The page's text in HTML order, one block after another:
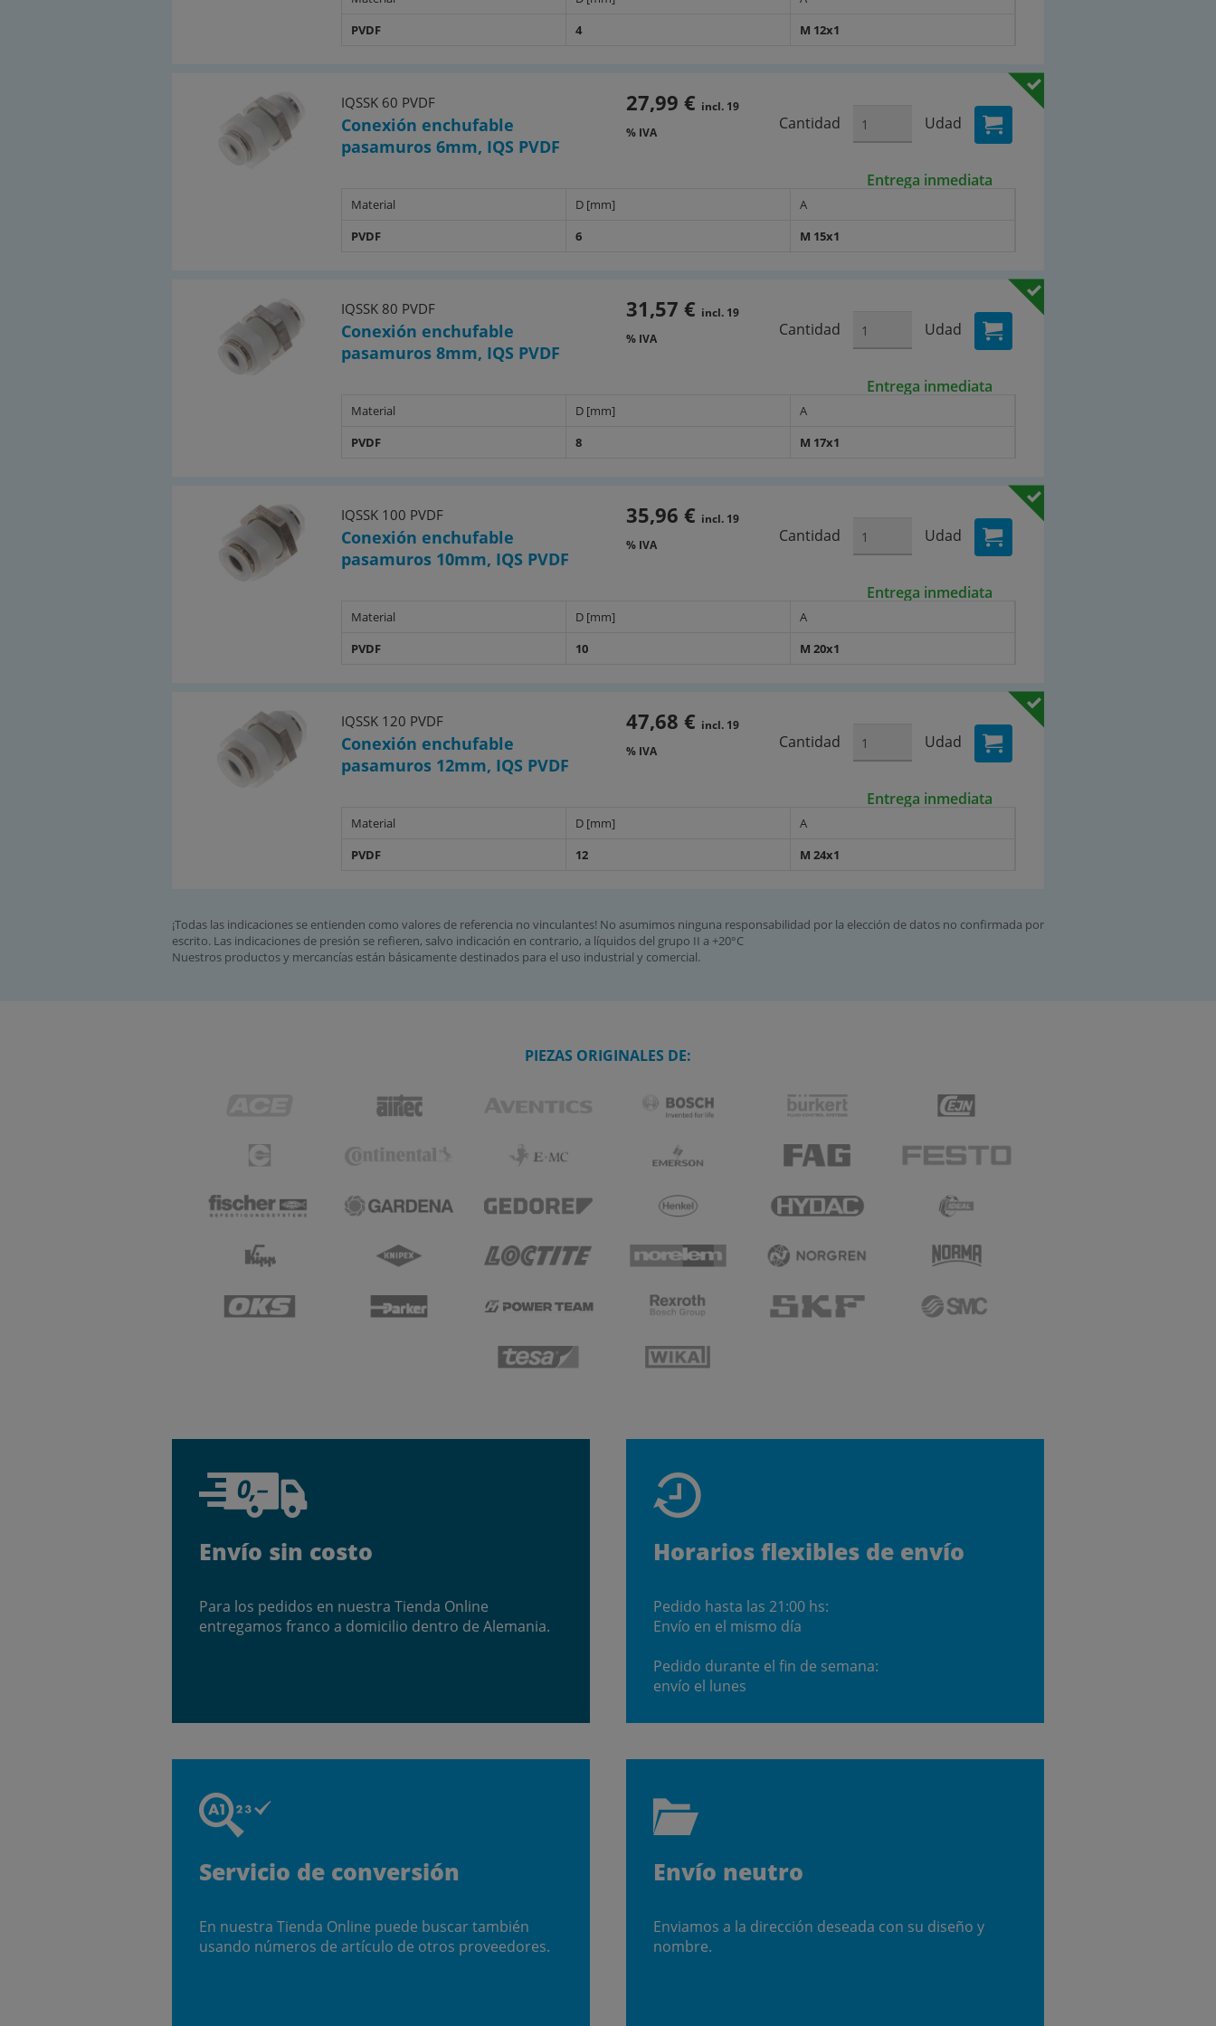
PVDF
4 M 12x1
IQSSK 60 PVDF
Conexión enchufable
pasamuros 6mm, IQS PVDF
27,99 € incl. 19
% IVA
Cantidad Udad
Entrega inmediata
Material D [mm]
A
PVDF
6 M 15x1
IQSSK 80 PVDF
Conexión enchufable
pasamuros 8mm, IQS PVDF
31,57 € incl. 19
% IVA
Cantidad Udad
Entrega inmediata
Material D [mm]
A
PVDF
8 M 17x1
IQSSK 100 PVDF
Conexión enchufable
pasamuros 10mm, IQS PVDF
35,96 € incl. 19
% IVA
Cantidad Udad
Entrega inmediata
Material D [mm]
A
PVDF
10 M 20x1
IQSSK 120 PVDF
Conexión enchufable
pasamuros 12mm, IQS PVDF
47,68 € incl. 19
% IVA
Cantidad Udad
Entrega inmediata
Material D [mm]
A
PVDF
12 M 24x1
¡Todas las indicaciones se entienden como valores de referencia no vinculantes! No asumimos ninguna responsabilidad por la elección de datos no confirmada por
escrito. Las indicaciones de presión se refieren, salvo indicación en contrario, a líquidos del grupo II a +20°C
Nuestros productos y mercancías están básicamente destinados para el uso industrial y comercial.
PIEZAS ORIGINALES DE:
Envío sin costo
Para los pedidos en nuestra Tienda Online
entregamos franco a domicilio dentro de Alemania.
Horarios flexibles de envío
Pedido hasta las 21:00 hs:
Envío en el mismo día
Pedido durante el fin de semana:
envío el lunes
Servicio de conversión
En nuestra Tienda Online puede buscar también
usando números de artículo de otros proveedores.
Envío neutro
Enviamos a la dirección deseada con su diseño y
nombre.